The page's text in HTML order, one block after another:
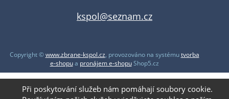
kspol@seznam.cz
Copyright ©www.zbrane-kspol.cz, provozováno na systémutvorba
e-shopua pronájem e-shopuShop5.cz
Při poskytování služeb nám pomáhají soubory cookie.